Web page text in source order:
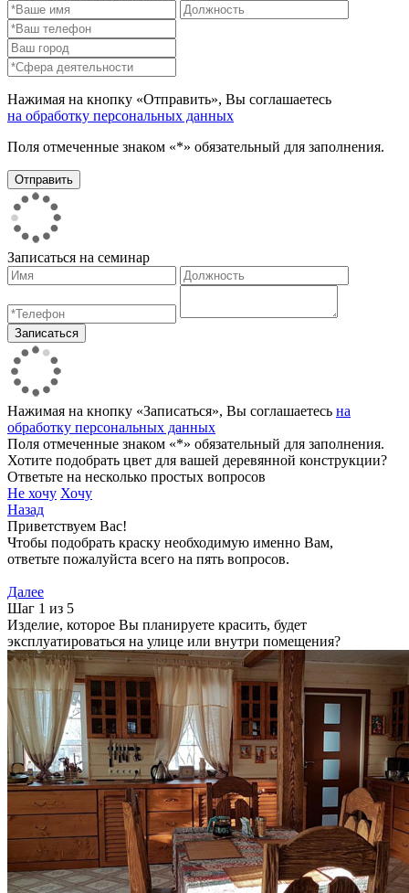
Нажимая на кнопку «Отправить», Вы соглашаетесь
на обработку персональных данных
Поля отмеченные знаком «*» обязательный для заполнения.
Записаться на семинар
Нажимая на кнопку «Записаться», Вы соглашаетесь на
обработку персональных данных
Поля отмеченные знаком «*» обязательный для заполнения.
Хотите подобрать цвет для вашей деревянной конструкции?
Ответьте на несколько простых вопросов
Не хочу Хочу
Назад
Приветствуем Вас!
Чтобы подобрать краску необходимую именно Вам,
ответьте пожалуйста всего на пять вопросов.
Далее
Шаг 1 из 5
Изделие, которое Вы планируете красить, будет
эксплуатироваться на улице или внутри помещения?